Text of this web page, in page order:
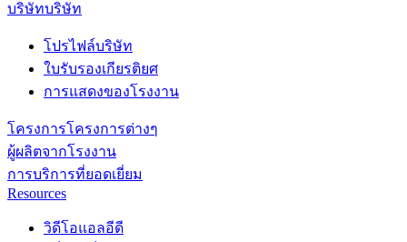
บริษัทบริษัท
โปรไฟล์บริษัท
ใบรับรองเกียรติยศ
การแสดงของโรงงาน
โครงการโครงการต่างๆ
ผู้ผลิตจากโรงงาน
การบริการที่ยอดเยี่ยม
Resources
วิดีโอแอลอีดี